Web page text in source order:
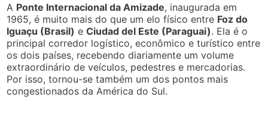
A Ponte Internacional da Amizade, inaugurada em
1965, é muito mais do que um elo físico entre Foz do
Iguaçu (Brasil) eCiudad del Este (Paraguai). Ela é o
principal corredor logístico, econômico e turístico entre
os dois países, recebendo diariamente um volume
extraordinário de veículos, pedestres e mercadorias.
Por isso, tornou-se também um dos pontos mais
congestionados da América do Sul.